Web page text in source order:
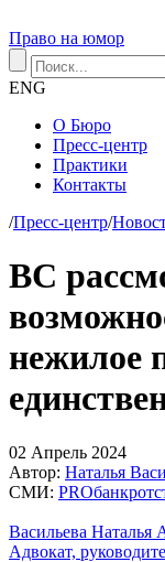
Право на юмор
ENG
О Бюро
Пресс-центр
Практики
Контакты
/Пресс-центр/
ВС
нежилое
02 Апрель 2024
Автор: Наталья
СМИ:
Васильева Наталья
Адвокат,